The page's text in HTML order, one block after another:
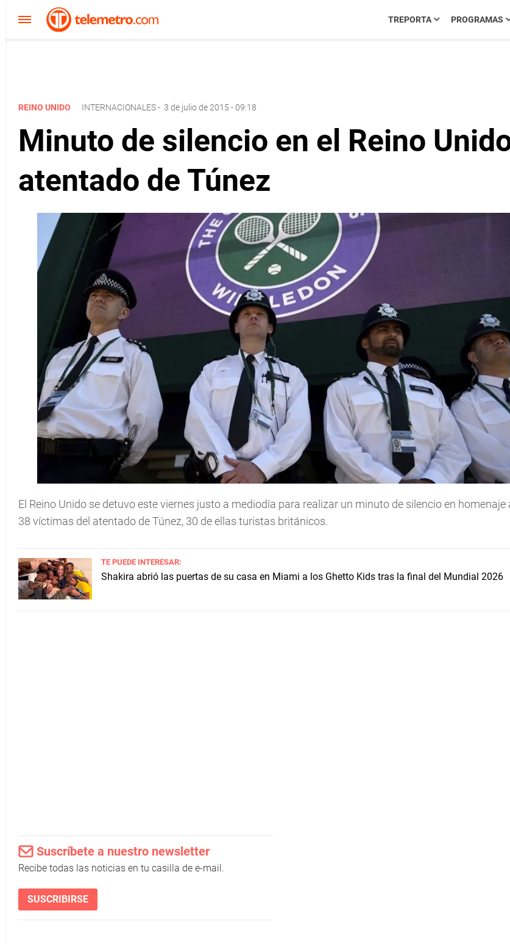
TREPORTA PROGRAMAS
REINO UNIDO INTERNACIONALES- 3 de julio de 2015 - 09:18
Minuto de silencio en el Reino
atentado de Túnez
El Reino Unido se detuvo este viernes justo a mediodía para realizar un minuto de silencio en homenaje
38 víctimas del atentado de Túnez, 30 de ellas turistas británicos.
TE PUEDE INTERESAR:
Shakira abrió las puertas de su casa en Miami a los Ghetto Kids tras la final del Mundial 2026
Suscríbete a nuestro newsletter
Recibe todas las noticias en tu casilla de e-mail.
SUSCRIBIRSE